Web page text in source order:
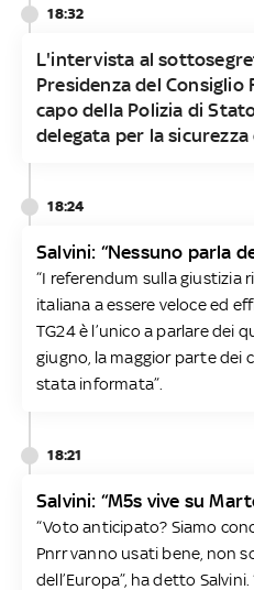
18:32
L'intervista al
Presidenza del Consiglio
capo della Polizia di
delegata per la sicurezza
18:24
Salvini: “Nessuno parla
“I referendum sulla giustizia
italiana a essere veloce ed
TG24 è l’unico a parlare dei
giugno, la maggior parte dei
stata informata”.
18:21
Salvini: “M5s vive su
“Voto anticipato? Siamo
Pnrr vanno usati bene, non
dell’Europa”, ha detto